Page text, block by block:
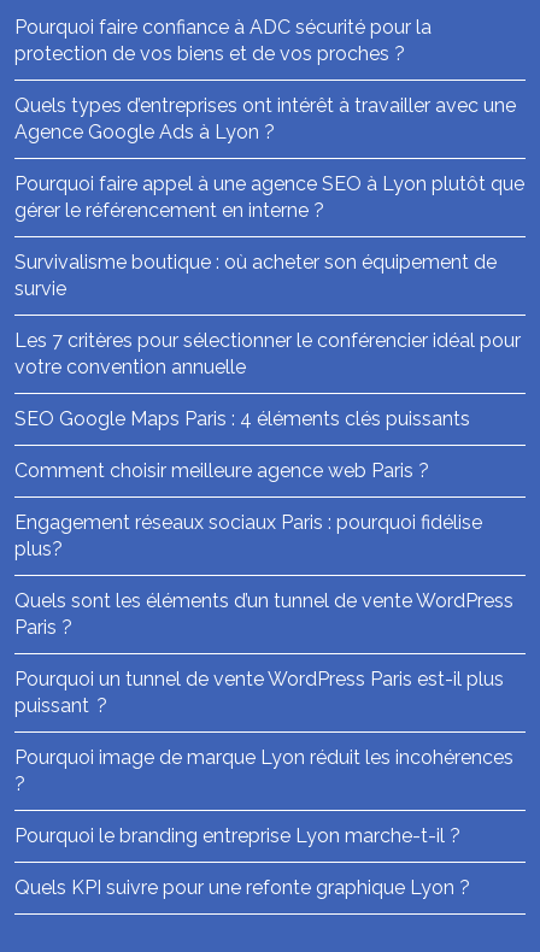
Pourquoi faire confiance à ADC sécurité pour la
protection de vos biens et de vos proches ?
Quels types d’entreprises ont intérêt à travailler avec une
Agence Google Ads à Lyon ?
Pourquoi faire appel à une agence SEO à Lyon plutôt que
gérer le référencement en interne ?
Survivalisme boutique : où acheter son équipement de
survie
Les 7 critères pour sélectionner le conférencier idéal pour
votre convention annuelle
SEO Google Maps Paris : 4 éléments clés puissants
Comment choisir meilleure agence web Paris ?
Engagement réseaux sociaux Paris : pourquoi fidélise
plus?
Quels sont les éléments d’un tunnel de vente WordPress
Paris ?
Pourquoi un tunnel de vente WordPress Paris est-il plus
puissant ?
Pourquoi image de marque Lyon réduit les incohérences
?
Pourquoi le branding entreprise Lyon marche-t-il ?
Quels KPI suivre pour une refonte graphique Lyon ?